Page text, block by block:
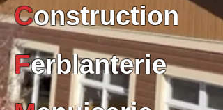
Construction
Ferblanterie